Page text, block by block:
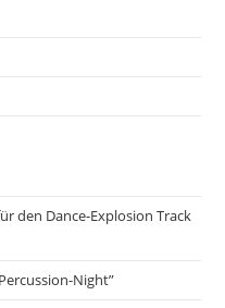
den Dance-Explosion Track
Night”